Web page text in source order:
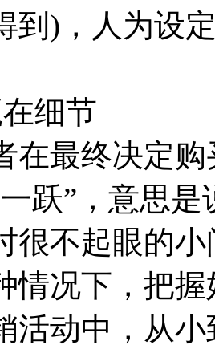
到)，人为设
细节
最终决定购
跃”，意思
很不起眼的
情况下，把
活动中，从